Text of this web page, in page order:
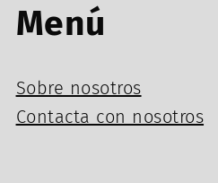
Menú
Sobre nosotros
Contacta con nosotros